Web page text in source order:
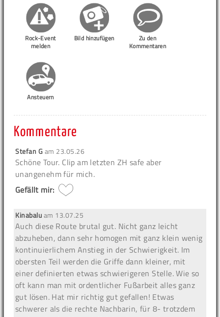
Rock-Event
melden
Bild hinzufügen
Zu den
Kommentaren
Ansteuern
Kommentare
Stefan Gam 23.05.26
Schöne Tour. Clip am letzten ZH safe aber
unangenehm für mich.
Gefällt mir:
Kinabaluam 13.07.25
Auch diese Route brutal gut. Nicht ganz leicht
abzuheben, dann sehr homogen mit ganz klein wenig
kontinuierlichem Anstieg in der Schwierigkeit. Im
obersten Teil werden die Griffe dann kleiner, mit
einer definierten etwas schwierigeren Stelle. Wie so
oft kann man mit ordentlicher Fußarbeit alles ganz
gut lösen. Hat mir richtig gut gefallen! Etwas
schwerer als die rechte Nachbarin, für 8- trotzdem